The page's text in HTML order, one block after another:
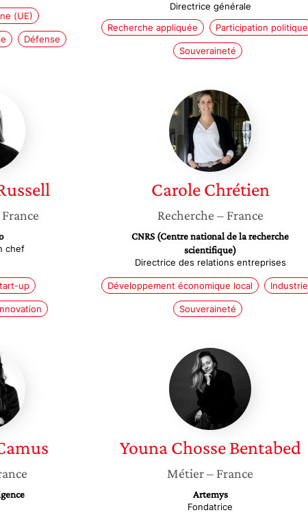
(UE)
Défense
Directrice générale
Recherche appliquée
Participation politique
Souveraineté
chef
up
Carole
Chrétien
Carole Chrétien
Recherche – France
CNRS (Centre national de la recherche
scientifique)
Directrice des relations entreprises
Développement économique local Industrie
Souveraineté
Youna
Chosse
Bentabed
Youna Chosse Bentabed
Métier– France
Artemys
Fondatrice